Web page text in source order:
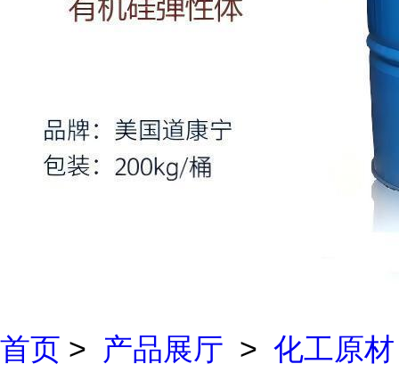
首页 > 产品展厅 > 化工原材